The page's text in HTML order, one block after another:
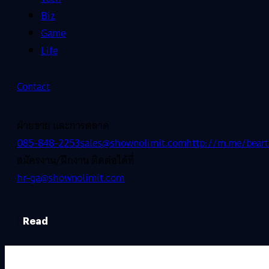
Biz
Game
Life
Contact
ฝ่ายขาย และการตลาด
085-848-2253sales@shownolimit.comhttp://m.me/
สมัครงาน/ฝึกงาน ติดต่อได้ที่
hr-ga@shownolimit.com
Read